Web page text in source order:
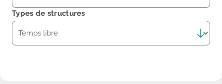
Types de structures